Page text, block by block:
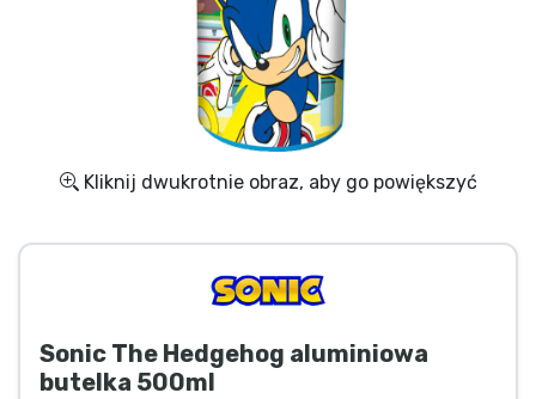
Kliknij dwukrotnie obraz, aby go powiększyć
Sonic The Hedgehog aluminiowa
butelka 500ml
Rzeczy seryjne
Rzeczy filmowe
Wspaniałe rzeczy
Rzeczy z anime
Rzeczy dla graczy
Rzeczy sportowe